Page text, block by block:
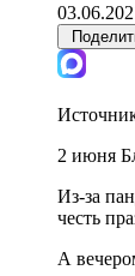
2 июня
Из-за
честь
А